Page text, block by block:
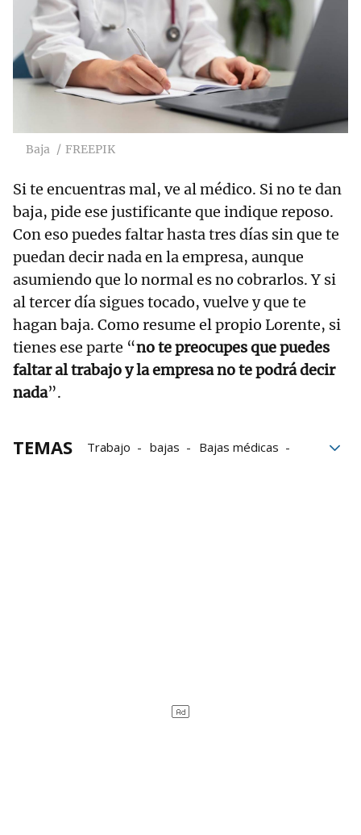
Baja FREEPIK
Si te encuentras mal, ve al médico. Si no te dan
baja, pide ese justificante que indique reposo.
Con eso puedes faltar hasta tres días sin que te
puedan decir nada en la empresa, aunque
asumiendo que lo normal es no cobrarlos. Y si
al tercer día sigues tocado, vuelve y que te
hagan baja. Como resume el propio Lorente, si
tienes ese parte “no te preocupes que puedes
faltar al trabajo y la empresa no te podrá decir
nada”.
TEMAS Trabajo bajas
Bajas médicas